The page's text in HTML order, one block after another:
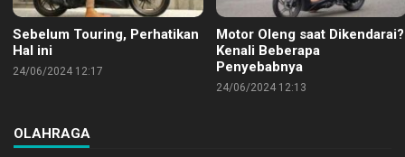
Sebelum Touring, Perhatikan
Hal ini
24/06/2024 12:17
Motor Oleng saat Dikendarai?
Kenali Beberapa
Penyebabnya
24/06/2024 12:13
OLAHRAGA